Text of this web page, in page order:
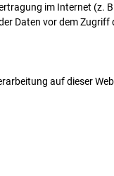
im Internet (z.
Daten vor dem
auf dieser